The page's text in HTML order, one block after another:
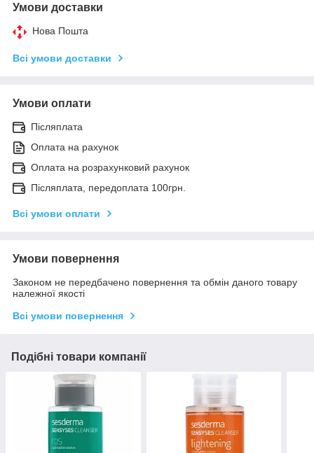
Умови доставки
Нова Пошта
Всі умови доставки
Умови оплати
Післяплата
Оплата на рахунок
Оплата на розрахунковий рахунок
Післяплата, передоплата 100грн.
Всі умови оплати
Умови повернення
Законом не передбачено повернення та обмін даного товару
належної якості
Всі умови повернення
Подібні товари компанії